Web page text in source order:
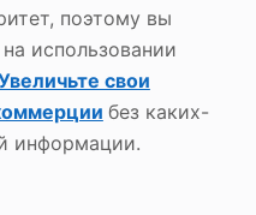
поэтому вы
использовании
свои
без каких-
информации.